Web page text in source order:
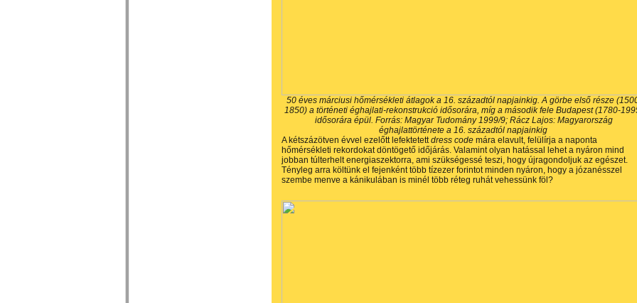
50 éves márciusi hőmérsékleti átlagok a 16. századtól napjainkig. A görbe első része
1850) a történeti éghajlati-rekonstrukció idősorára, míg a második fele Budapest (1780-
idősorára épül. Forrás: Magyar Tudomány 1999/9; Rácz Lajos: Magyarország
éghajlattörténete a 16. századtól napjainkig
A kétszázötven évvel ezelőtt lefektetettdress code mára elavult, felülírja a naponta
hőmérsékleti rekordokat döntögető időjárás. Valamint olyan hatással lehet a nyáron mind
jobban túlterhelt energiaszektorra, ami szükségessé teszi, hogy újragondoljuk az egészet.
Tényleg arra költünk el fejenként több tízezer forintot minden nyáron, hogy a józanésszel
szembe menve a kánikulában is minél több réteg ruhát vehessünk föl?